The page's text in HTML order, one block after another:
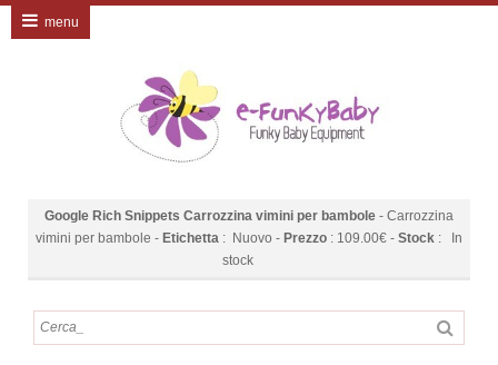
Google Rich Snippets Carrozzina vimini per bambole - Carrozzina
vimini per bambole - Etichetta : Nuovo - Prezzo : 109.00€ - Stock : In
stock
menu